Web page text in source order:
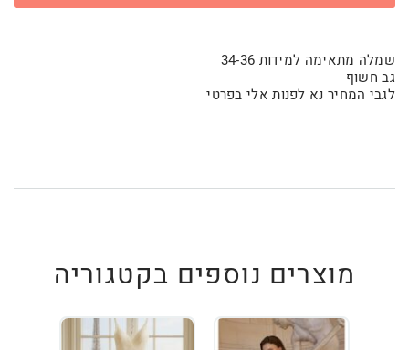
שמלה מתאימה למידות 34-36
גב חשוף
לגבי המחיר נא לפנות אלי בפרטי
מוצרים נוספים בקטגוריה